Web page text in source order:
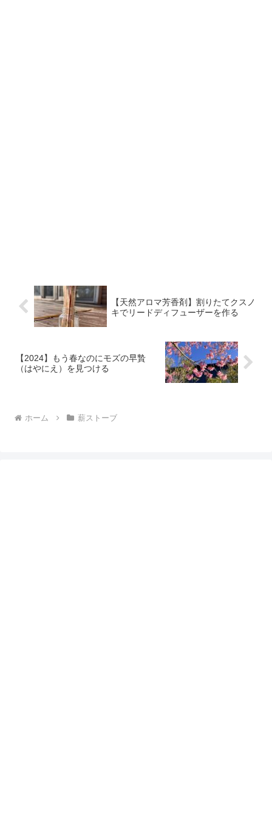
【天然アロマ芳香剤】割りたてクスノ
キでリードディフューザーを作る
【2024】もう春なのにモズの早贄
（はやにえ）を見つける
ホーム 薪ストーブ